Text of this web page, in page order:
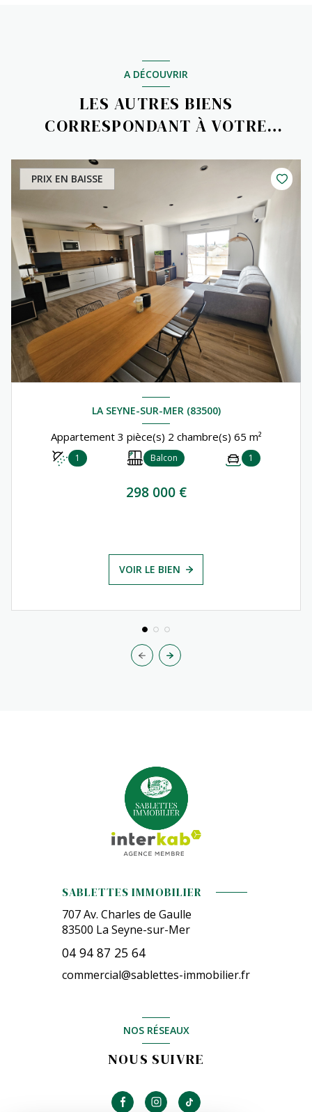
A DÉCOUVRIR
LES AUTRES BIENS
CORRESPONDANT À VOTRE
PRIX EN BAISSE
LA SEYNE-SUR-MER (83500)
Appartement 3 pièce(s) 2 chambre(s) 65 m²
1 Balcon 1
298 000 €
VOIR LE BIEN
SABLETTES IMMOBILIER
707 Av. Charles de Gaulle
83500 La Seyne-sur-Mer
04 94 87 25 64
commercial@sablettes-immobilier.fr
NOS RÉSEAUX
NOUS SUIVRE